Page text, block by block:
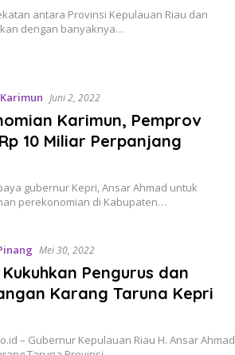
antara Provinsi Kepulauan Riau dan
dengan banyaknya…
Karimun Juni 2, 2022
Karimun, Pemprov
10 Miliar Perpanjang
gubernur Kepri, Ansar Ahmad untuk
perekonomian di Kabupaten…
Mei 30, 2022
Pengurus dan
Karang Taruna Kepri
– Gubernur Kepulauan Riau H. Ansar Ahmad